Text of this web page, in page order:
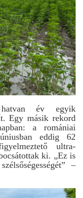
év egyik
Egy másik rekord
a romániai
eddig 62
ultra-
ki. „Ez is
–